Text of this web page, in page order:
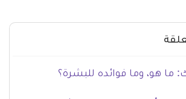
ما هو، وما فوائده للبشرة؟